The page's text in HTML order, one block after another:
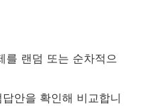
를 랜덤 또는 순차적으
안을 확인해 비교합니